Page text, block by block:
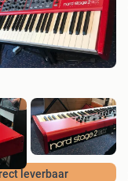
leverbaar